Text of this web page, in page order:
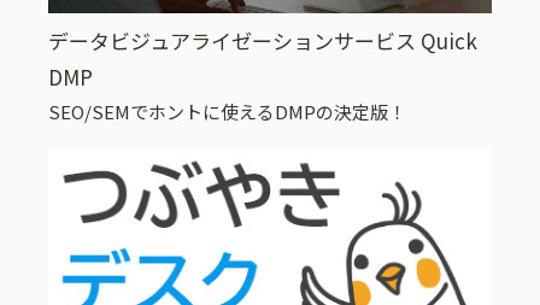
データビジュアライゼーションサービス Quick
DMP
SEO/SEMでホントに使えるDMPの決定版！